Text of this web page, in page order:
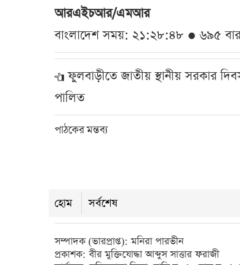
আরএইচআর/এমআর
বাংলাদেশ সময়: ২১:২৮:৪৮ ● ৬৯৫
ফুলবাড়ীতে জাতীয় স্থানীয় সরকার
পালিত
পাঠকের মন্তব্য
হোম সর্বশেষ
সম্পাদক (ভারপ্রাপ্ত): মনিরা পারভীন
প্রকাশক: বীর মুক্তিযোদ্ধা আব্দুস সাত্তার ফরাজী